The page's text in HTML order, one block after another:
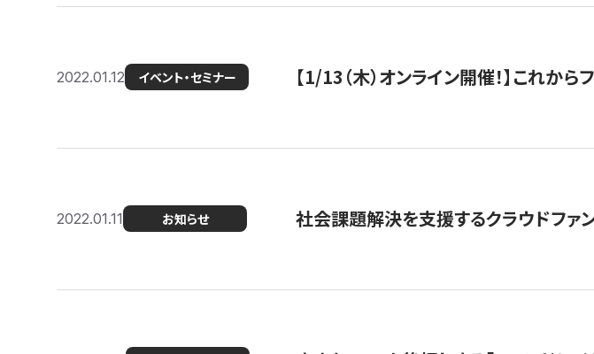
2022.01.12 イベント・セミナー 【1/13（木）オンライン開催！】これか
2022.01.11 お知らせ 社会課題解決を支援するクラウドファ